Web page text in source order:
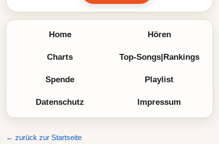
Home Hören
Charts Top-Songs|Rankings
Spende Playlist
Datenschutz Impressum
← zurück zur Startseite